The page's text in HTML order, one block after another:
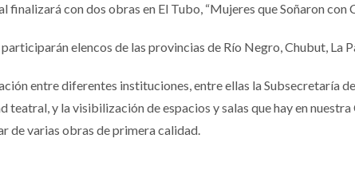
finalizará con dos obras en El Tubo, “Mujeres que Soñaron con
elencos de las provincias de Río Negro, Chubut, La
entre diferentes instituciones, entre ellas la Subsecretaría
teatral, y la visibilización de espacios y salas que hay en
de varias obras de primera calidad.